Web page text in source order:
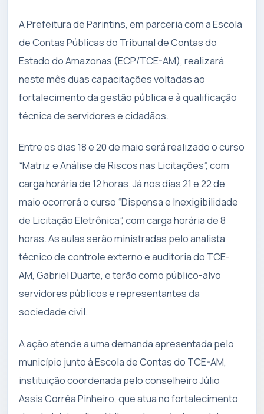
A Prefeitura de Parintins, em parceria com a Escola
de Contas Públicas do Tribunal de Contas do
Estado do Amazonas (ECP/TCE-AM), realizará
neste mês duas capacitações voltadas ao
fortalecimento da gestão pública e à qualificação
técnica de servidores e cidadãos.
Entre os dias 18 e 20 de maio será realizado o curso
“Matriz e Análise de Riscos nas Licitações”, com
carga horária de 12 horas. Já nos dias 21 e 22 de
maio ocorrerá o curso “Dispensa e Inexigibilidade
de Licitação Eletrônica”, com carga horária de 8
horas. As aulas serão ministradas pelo analista
técnico de controle externo e auditoria do TCE-
AM, Gabriel Duarte, e terão como público-alvo
servidores públicos e representantes da
sociedade civil.
A ação atende a uma demanda apresentada pelo
município junto à Escola de Contas do TCE-AM,
instituição coordenada pelo conselheiro Júlio
Assis Corrêa Pinheiro, que atua no fortalecimento